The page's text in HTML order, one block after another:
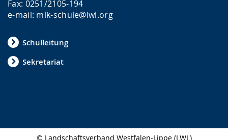
Fax: 0251/2105-194
e-mail: mlk-schule@lwl.org
Schulleitung
Sekretariat
© Landschaftsverband Westfalen-Lippe (LWL)